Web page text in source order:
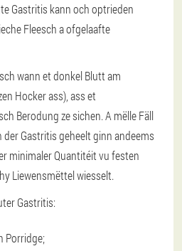
Gastritis kann och optrieden
Fleesch a ofgelaafte
wann et donkel Blutt am
Hocker ass), ass et
Berodung ze sichen. A mëlle Fäll
Gastritis geheelt ginn andeems
minimaler Quantitéit vu festen
Liewensmëttel wiesselt.
Gastritis:
Porridge;